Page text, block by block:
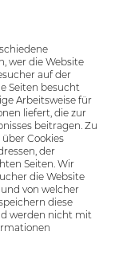
wer die Website
auf der
Seiten besucht
Arbeitsweise für
liefert, die zur
beitragen. Zu
Cookies
der
Seiten. Wir
die Website
von welcher
diese
werden nicht mit